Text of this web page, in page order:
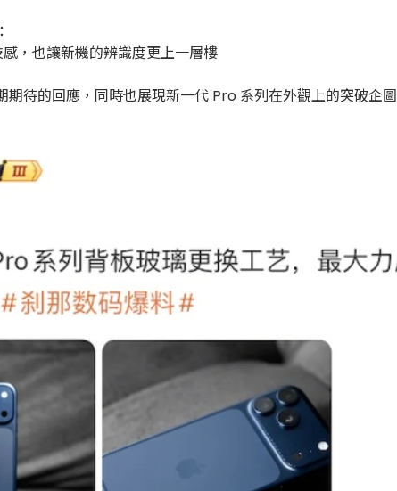
：
，也讓新機的辨識度更上一層樓
待的回應，同時也展現新一代 Pro 系列在外觀上的突破企圖